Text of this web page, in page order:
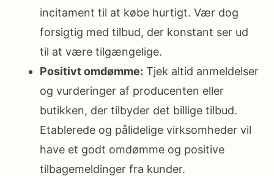
incitament til at købe hurtigt. Vær dog
forsigtig med tilbud, der konstant ser ud
til at være tilgængelige.
Positivt omdømme: Tjek altid anmeldelser
og vurderinger af producenten eller
butikken, der tilbyder det billige tilbud.
Etablerede og pålidelige virksomheder vil
have et godt omdømme og positive
tilbagemeldinger fra kunder.